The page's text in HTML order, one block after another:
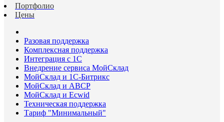
Портфолио
Цены
Разовая поддержка
Комплексная поддержка
Интеграция с 1С
Внедрение сервиса МойСклад
МойСклад и 1С-Битрикс
МойСклад и ABCP
МойСклад и Ecwid
Техническая поддержка
Тариф "Минимальный"